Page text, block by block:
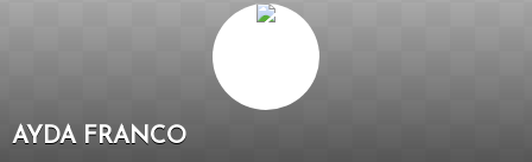
AYDA FRANCO